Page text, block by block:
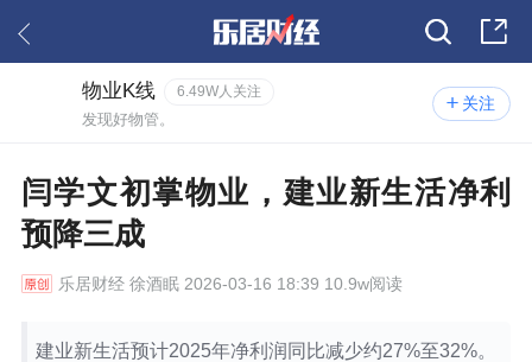
关注
物业K线 6.49W人关注
发现好物管。
闫学文初掌物业，建业新生活净利
预降三成
乐居财经徐酒眠 2026-03-16 18:39 10.9w阅读
建业新生活预计2025年净利润同比减少约27%至32%。